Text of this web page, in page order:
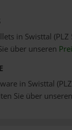
in Swisttal
über unseren
in Swisttal
Sie über unseren